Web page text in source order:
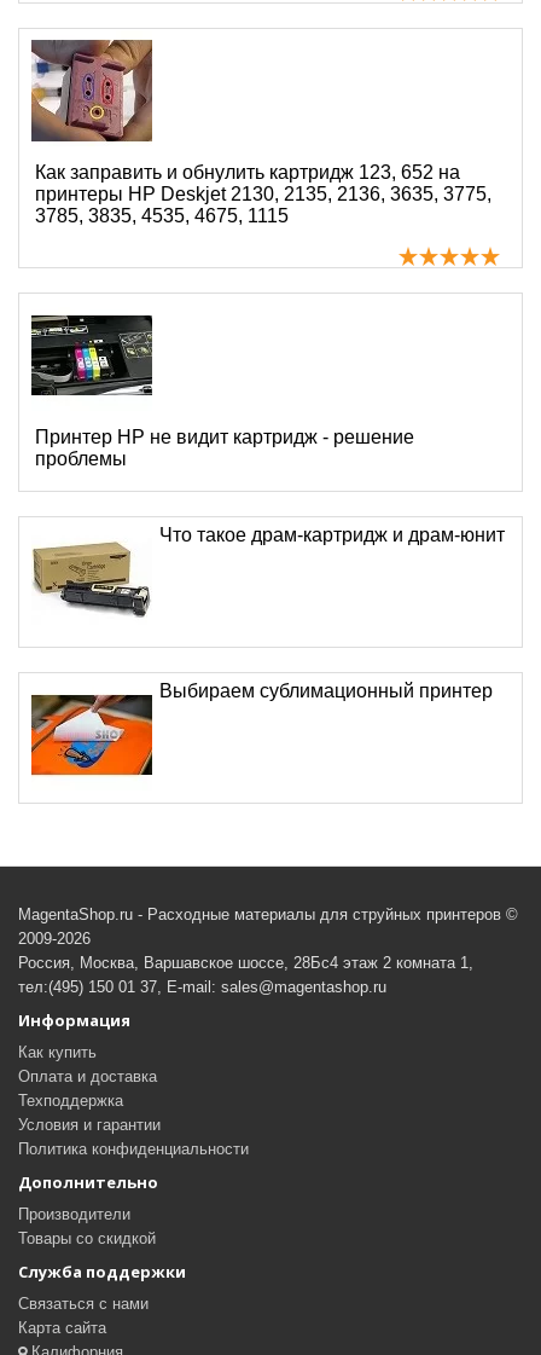
Как заправить и обнулить картридж 123, 652 на
принтеры HP Deskjet 2130, 2135, 2136, 3635, 3775,
3785, 3835, 4535, 4675, 1115
Принтер HP не видит картридж - решение
проблемы
Что такое драм-картридж и драм-юнит
Выбираем сублимационный принтер
MagentaShop.ru - Расходные материалы для струйных принтеров ©
2009-2026
Россия, Москва, Варшавское шоссе, 28Бс4 этаж 2 комната 1,
тел:(495) 150 01 37, E-mail: sales@magentashop.ru
Информация
Как купить
Оплата и доставка
Техподдержка
Условия и гарантии
Политика конфиденциальности
Дополнительно
Производители
Товары со скидкой
Служба поддержки
Связаться с нами
Карта сайта